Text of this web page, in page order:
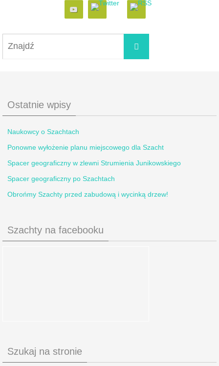
Ostatnie wpisy
Naukowcy o Szachtach
Ponowne wyłożenie planu miejscowego dla Szacht
Spacer geograficzny w zlewni Strumienia Junikowskiego
Spacer geograficzny po Szachtach
Obrońmy Szachty przed zabudową i wycinką drzew!
Szachty na facebooku
Szukaj na stronie